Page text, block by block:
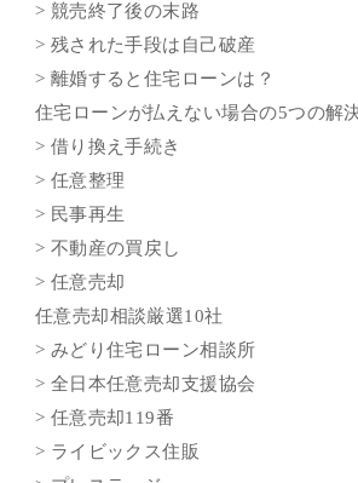
> 競売終了後の末路
> 残された手段は自己破産
> 離婚すると住宅ローンは？
住宅ローンが払えない場合の5つの解
> 借り換え手続き
> 任意整理
> 民事再生
> 不動産の買戻し
> 任意売却
任意売却相談厳選10社
> みどり住宅ローン相談所
> 全日本任意売却支援協会
> 任意売却119番
> ライビックス住販